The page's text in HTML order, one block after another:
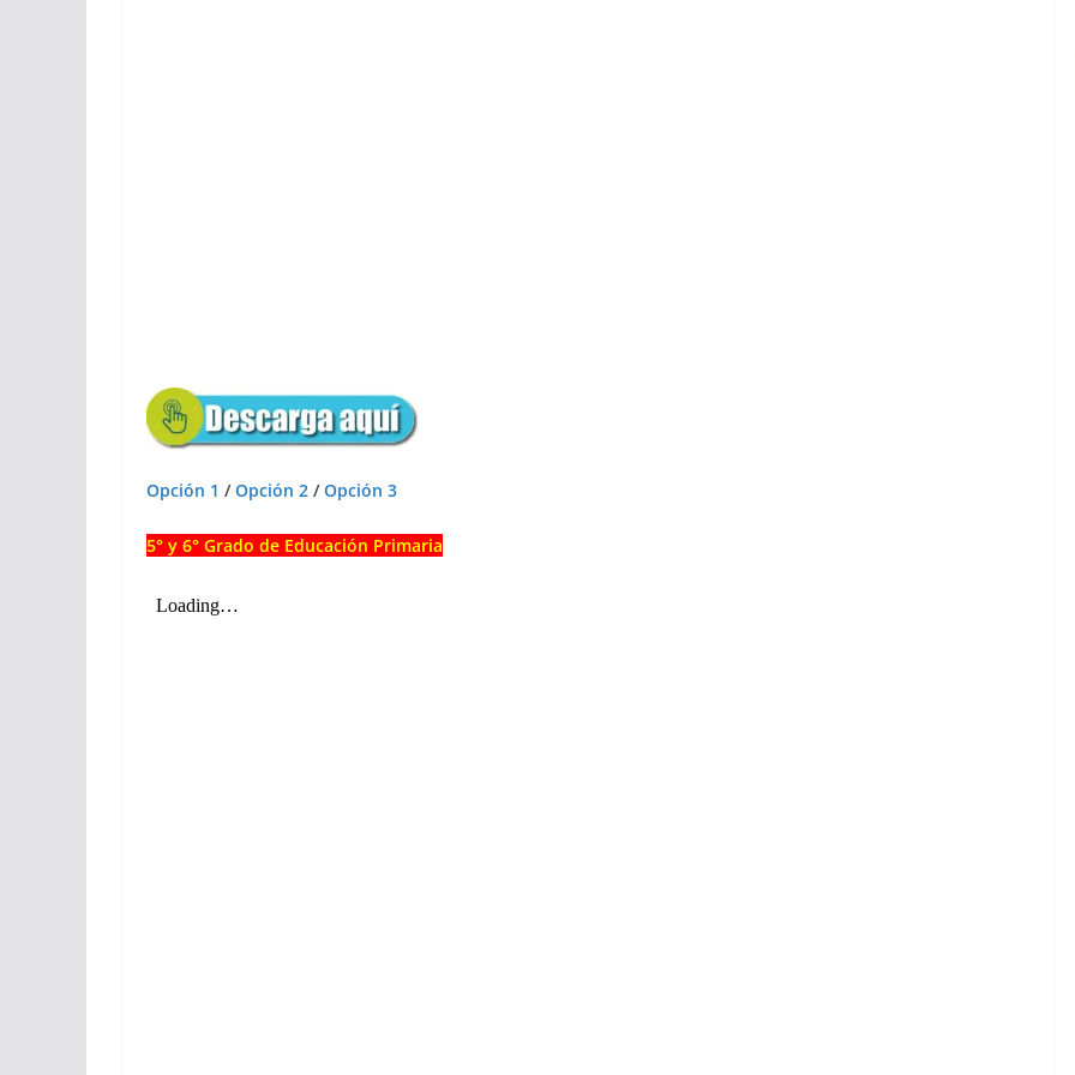
Opción 1 /Opción 2 /Opción 3
5° y 6° Grado de Educación Primaria